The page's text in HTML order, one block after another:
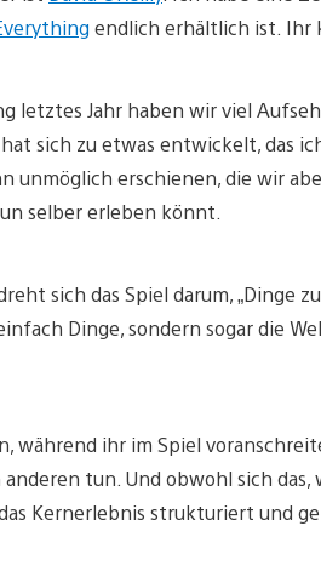
endlich erhältlich ist. Ihr
letztes Jahr haben wir viel
sich zu etwas entwickelt, das
unmöglich erschienen, die wir
selber erleben könnt.
sich das Spiel darum, „Dinge
Dinge, sondern sogar die
während ihr im Spiel
tun. Und obwohl sich
Kernerlebnis strukturiert und